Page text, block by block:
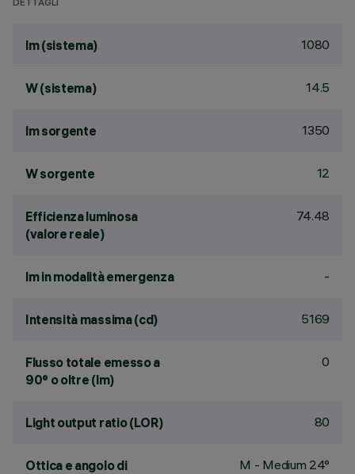
DETTAGLI
lm (sistema) 1080
W (sistema) 14.5
lm sorgente 1350
W sorgente 12
Efficienza luminosa
(valore reale)
74.48
lm in modalità emergenza -
Intensità massima (cd) 5169
Flusso totale emesso a
90° o oltre (lm)
0
Light output ratio (LOR) 80
Ottica e angolo di
M - Medium 24°